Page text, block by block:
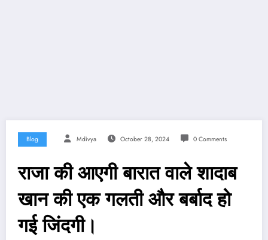
Blog Mdivya October 28, 2024 0 Comments
राजा की आएगी बारात वाले शादाब
खान की एक गलती और बर्बाद हो
गई जिंदगी।